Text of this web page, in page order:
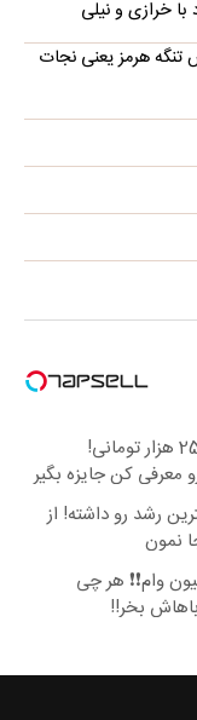
خرازی و نیلی
تنگه هرمز یعنی نجات
پاداش 250 هزار تومانی!
معرفی کن جایزه بگیر
رشد رو داشته! از
نمون
میلیون وام❗❗ هر چی
بخر!!